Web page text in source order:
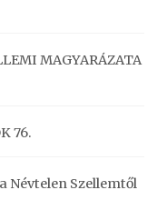
MAGYARÁZATA
76.
Névtelen Szellemtől